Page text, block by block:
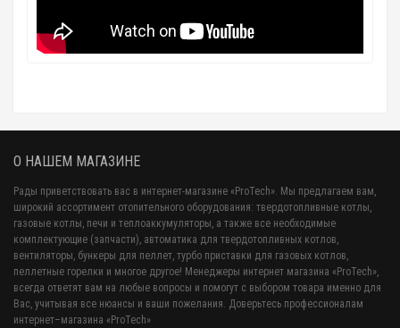
О НАШЕМ МАГАЗИНЕ
Рады приветствовать вас в интернет-магазине «ProTech». Мы предлагаем вам,
широкий ассортимент отопительного оборудования: твердотопливные котлы,
газовые котлы, печи и теплоаккумуляторы, а также все необходимые
комплектующие (запчасти), автоматика для твердотопливных котлов,
вентиляторы, бункеры для пеллет, турбо приставки для газовых котлов,
пеллетные горелки и многое другое! Менеджеры интернет магазина «ProTech»,
всегда ответят вам на любые вопросы и помогут с выбором товара именно для
Вас, учитывая все нюансы и ваши пожелания. Доверьтесь профессионалам
интернет–магазина «ProTech»